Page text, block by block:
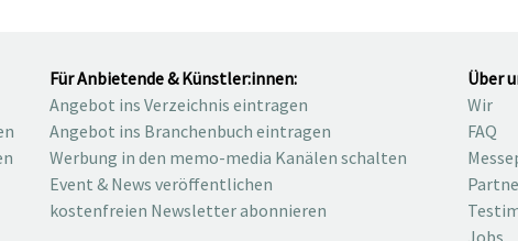
Für Anbietende & Künstler:innen:
Angebot ins Verzeichnis eintragen
Angebot ins Branchenbuch eintragen
Werbung in den memo-media Kanälen schalten
Event & News veröffentlichen
kostenfreien Newsletter abonnieren
Über
Wir
FAQ
Jobs